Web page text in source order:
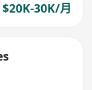
$20K-30K/月